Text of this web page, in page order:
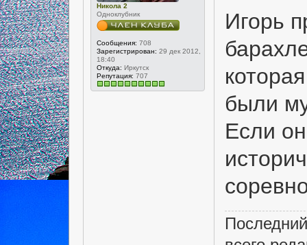
Никола 2
Одноклубник
Сообщения: 708
Зарегистрирован: 29 дек 2012,
18:40
Откуда: Иркутск
Репутация: 707
Игорь
были
Если